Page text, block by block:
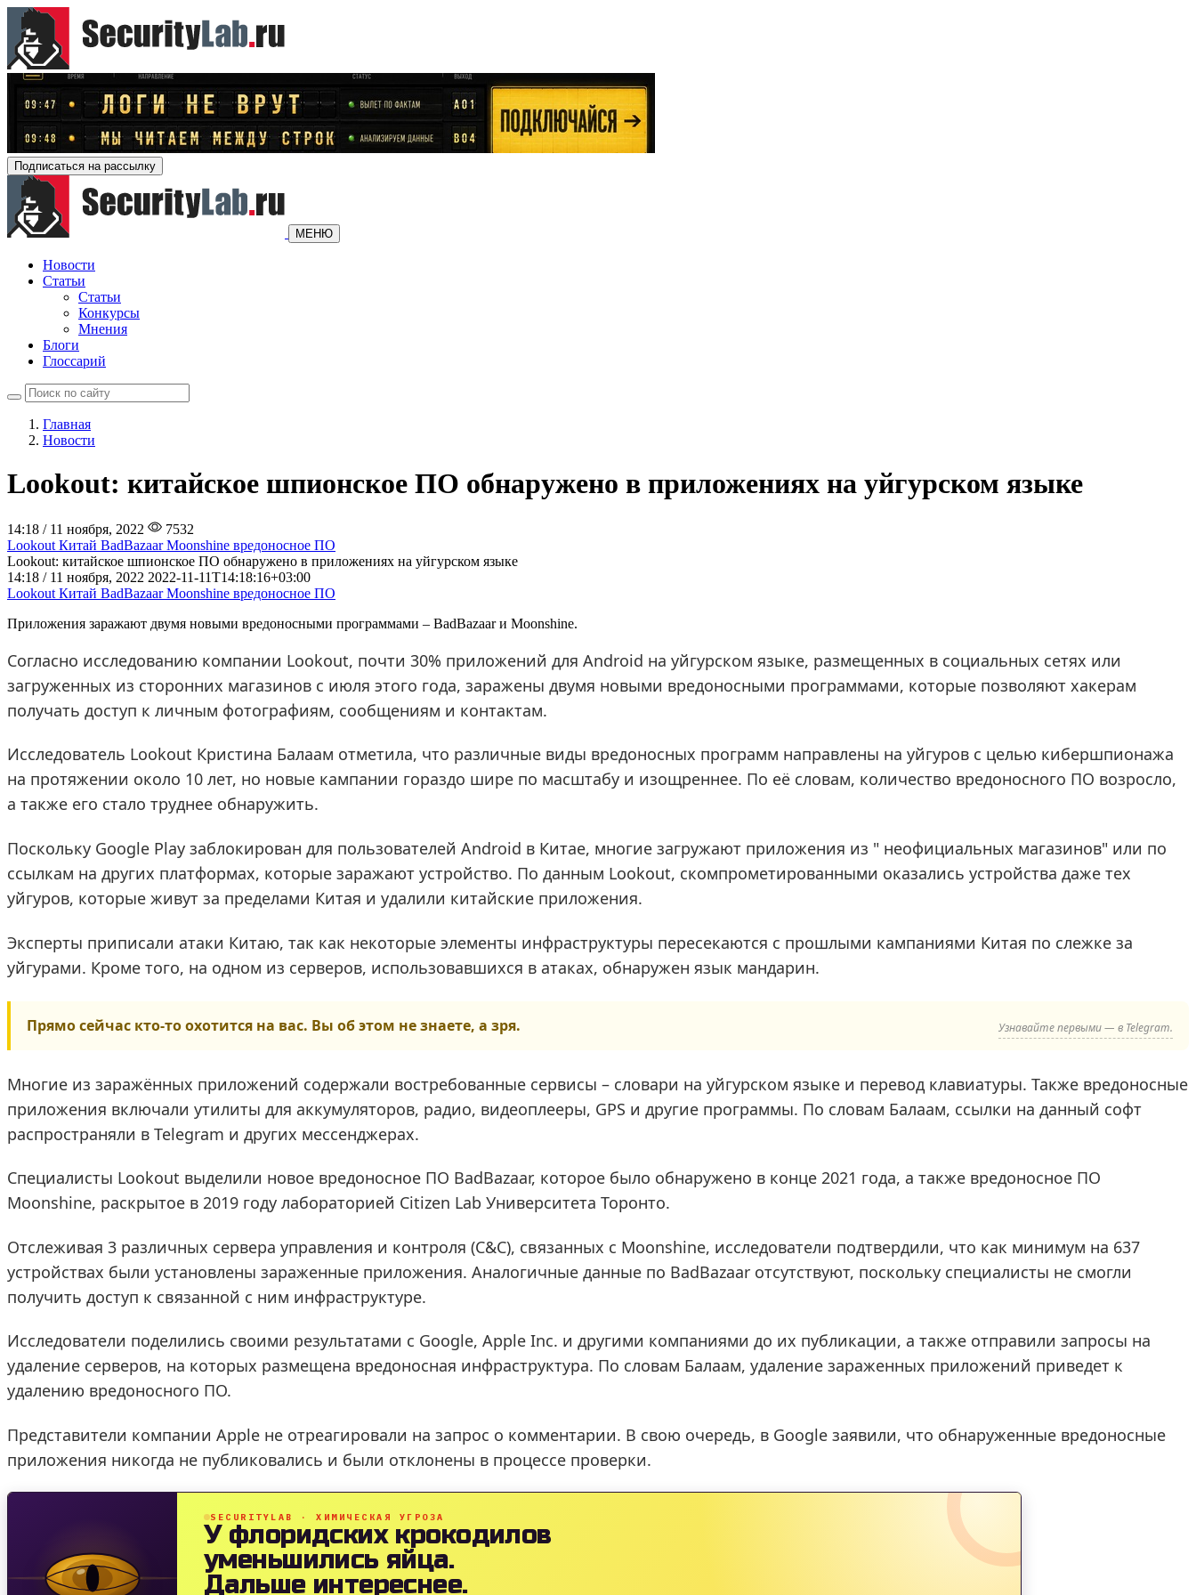
Подписаться на рассылку
МЕНЮ
Новости
Статьи
Статьи
Конкурсы
Мнения
Блоги
Глоссарий
Главная
Новости
Lookout: китайское шпионское ПО обнаружено в приложениях на уйгурском языке
14:18 / 11 ноября, 2022
7532
Lookout Китай BadBazaarMoonshine вредоносное ПО
Lookout: китайское шпионское ПО обнаружено в приложениях на уйгурском языке
14:18 / 11 ноября, 2022 2022-11-11T14:18:16+03:00
Lookout Китай BadBazaarMoonshine вредоносное ПО
Приложения заражают двумя новыми вредоносными программами – BadBazaar и Moonshine.
Согласно исследованию компании Lookout, почти 30% приложений для Android на уйгурском языке, размещенных в социальных сетях или
загруженных из сторонних магазинов с июля этого года, заражены двумя новыми вредоносными программами, которые позволяют хакерам
получать доступ к личным фотографиям, сообщениям и контактам.
Исследователь Lookout Кристина Балаам отметила, что различные виды вредоносных программ направлены на уйгуров с целью кибершпионажа
на протяжении около 10 лет, но новые кампании гораздо шире по масштабу и изощреннее. По её словам, количество вредоносного ПО возросло,
а также его стало труднее обнаружить.
Поскольку Google Play заблокирован для пользователей Android в Китае, многие загружают приложения из " неофициальных магазинов" или по
ссылкам на других платформах, которые заражают устройство. По данным Lookout, скомпрометированными оказались устройства даже тех
уйгуров, которые живут за пределами Китая и удалили китайские приложения.
Эксперты приписали атаки Китаю, так как некоторые элементы инфраструктуры пересекаются с прошлыми кампаниями Китая по слежке за
уйгурами. Кроме того, на одном из серверов, использовавшихся в атаках, обнаружен язык мандарин.
Прямо сейчас кто-то охотится на вас. Вы об этом не знаете, а зря. Узнавайте первыми — в Telegram.
Многие из заражённых приложений содержали востребованные сервисы – словари на уйгурском языке и перевод клавиатуры. Также вредоносные
приложения включали утилиты для аккумуляторов, радио, видеоплееры, GPS и другие программы. По словам Балаам, ссылки на данный софт
распространяли в Telegram и других мессенджерах.
Специалисты Lookout выделили новое вредоносное ПО BadBazaar, которое было обнаружено в конце 2021 года, а также вредоносное ПО
Moonshine, раскрытое в 2019 году лабораторией Citizen Lab Университета Торонто.
Отслеживая 3 различных сервера управления и контроля (C&C), связанных с Moonshine, исследователи подтвердили, что как минимум на 637
устройствах были установлены зараженные приложения. Аналогичные данные по BadBazaar отсутствуют, поскольку специалисты не смогли
получить доступ к связанной с ним инфраструктуре.
Исследователи поделились своими результатами с Google, Apple Inc. и другими компаниями до их публикации, а также отправили запросы на
удаление серверов, на которых размещена вредоносная инфраструктура. По словам Балаам, удаление зараженных приложений приведет к
удалению вредоносного ПО.
Представители компании Apple не отреагировали на запрос о комментарии. В свою очередь, в Google заявили, что обнаруженные вредоносные
приложения никогда не публиковались и были отклонены в процессе проверки.
SECURITYLAB · ХИМИЧЕСКАЯ УГРОЗА
У флоридских крокодилов
уменьшились яйца.
Дальше интереснее.